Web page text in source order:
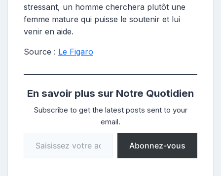
stressant, un homme cherchera plutôt une
femme mature qui puisse le soutenir et lui
venir en aide.
Source : Le Figaro
En savoir plus sur Notre Quotidien
Subscribe to get the latest posts sent to your
email.
Saisissez votre adresse e-mail…
Abonnez-vous